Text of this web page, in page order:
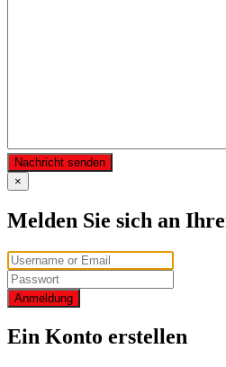
Nachricht senden
×
Melden Sie sich an
Anmeldung
Ein Konto erstellen